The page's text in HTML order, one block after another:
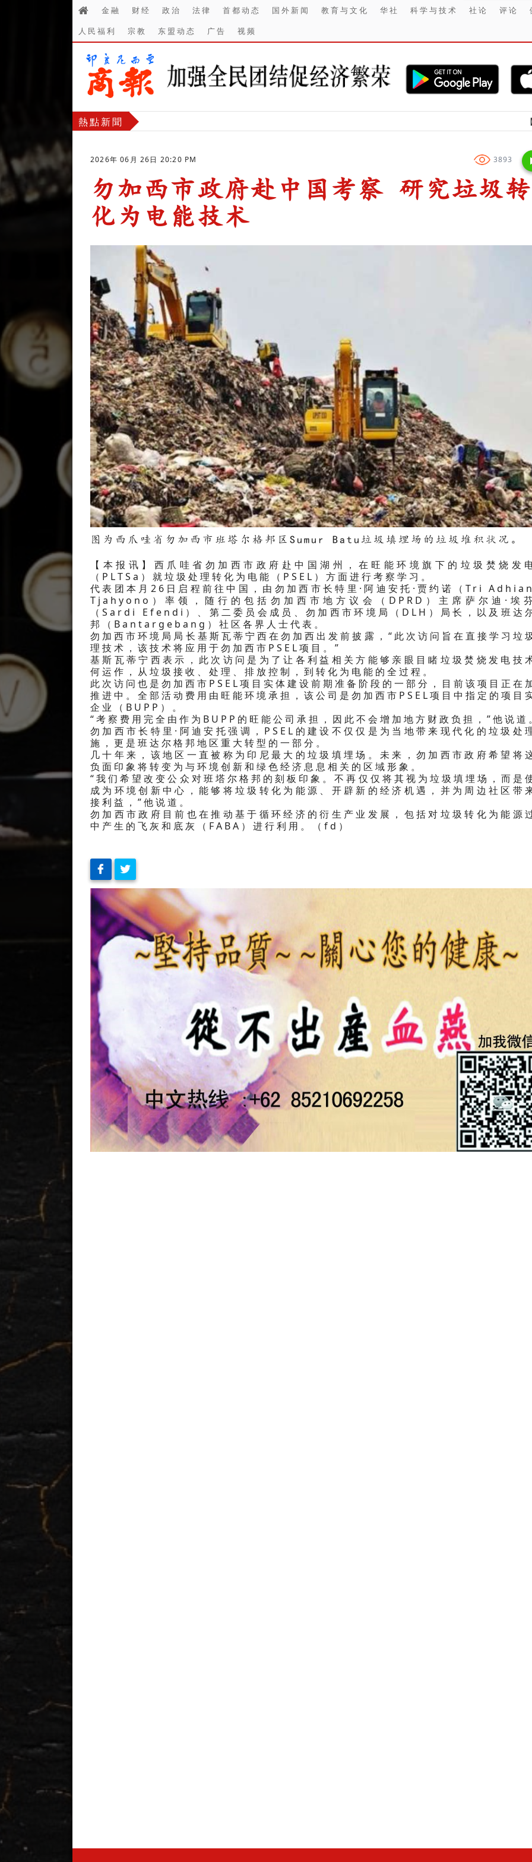
金融 财经 政治 法律 首都动态 国外新闻 教育与文化 华社 科学与技术 社论 评论
人民福利
宗教 东盟动态 广告 视频
熱點新聞 【财经】
2026年 06月 26日 20:20 PM 3893
勿加西市政府赴中国考察 研究垃圾转
化为电能技术
图为西爪哇省勿加西市班塔尔格邦区Sumur Batu垃圾填埋场的垃圾堆积状况。
【本报讯】西爪哇省勿加西市政府赴中国湖州，在旺能环境旗下的垃圾焚烧发
（PLTSa）就垃圾处理转化为电能（PSEL）方面进行考察学习。
代表团本月26日启程前往中国，由勿加西市长特里·阿迪安托·贾约诺（Tri
Tjahyono）率领，随行的包括勿加西市地方议会（DPRD）主席萨尔迪·埃
（Sardi Efendi）、第二委员会成员、勿加西市环境局（DLH）局长，以及班达
邦（Bantargebang）社区各界人士代表。
勿加西市环境局局长基斯瓦蒂宁西在勿加西出发前披露，“此次访问旨在直接学习垃
理技术，该技术将应用于勿加西市PSEL项目。”
基斯瓦蒂宁西表示，此次访问是为了让各利益相关方能够亲眼目睹垃圾焚烧发电技
何运作，从垃圾接收、处理、排放控制，到转化为电能的全过程。
此次访问也是勿加西市PSEL项目实体建设前期准备阶段的一部分，目前该项目正在
推进中。全部活动费用由旺能环境承担，该公司是勿加西市PSEL项目中指定的项目
企业（BUPP）。
“考察费用完全由作为BUPP的旺能公司承担，因此不会增加地方财政负担，”他说道
勿加西市长特里·阿迪安托强调，PSEL的建设不仅仅是为当地带来现代化的垃圾处
施，更是班达尔格邦地区重大转型的一部分。
几十年来，该地区一直被称为印尼最大的垃圾填埋场。未来，勿加西市政府希望将
负面印象将转变为与环境创新和绿色经济息息相关的区域形象。
“我们希望改变公众对班塔尔格邦的刻板印象。不再仅仅将其视为垃圾填埋场，而是
成为环境创新中心，能够将垃圾转化为能源、开辟新的经济机遇，并为周边社区带
接利益，”他说道。
勿加西市政府目前也在推动基于循环经济的衍生产业发展，包括对垃圾转化为能源
中产生的飞灰和底灰（FABA）进行利用。（fd）